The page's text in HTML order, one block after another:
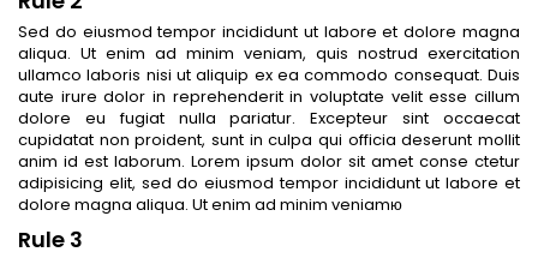
Sed do eiusmod tempor incididunt ut labore et dolore magna
aliqua. Ut enim ad minim veniam, quis nostrud exercitation
ullamco laboris nisi ut aliquip ex ea commodo consequat. Duis
aute irure dolor in reprehenderit in voluptate velit esse cillum
dolore eu fugiat nulla pariatur. Excepteur sint occaecat
cupidatat non proident, sunt in culpa qui officia deserunt mollit
anim id est laborum. Lorem ipsum dolor sit amet conse ctetur
adipisicing elit, sed do eiusmod tempor incididunt ut labore et
dolore magna aliqua. Ut enim ad minim veniamю
Rule 3